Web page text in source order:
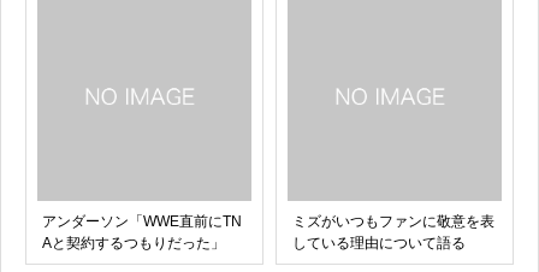
アンダーソン「WWE直前にTN
Aと契約するつもりだった」
ミズがいつもファンに敬意を表
している理由について語る